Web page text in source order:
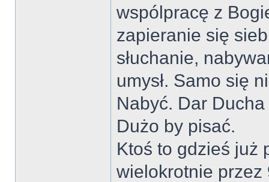
wspólpracę z
zapieranie się
słuchanie,
umysł. Samo się
Nabyć. Dar
Dużo by pisać.
Ktoś to gdzieś już
wielokrotnie przez